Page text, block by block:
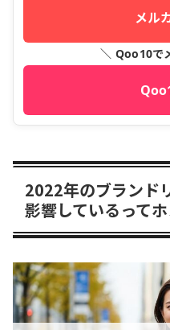
メル
＼ Qoo10で
2022年のブランド
影響しているって